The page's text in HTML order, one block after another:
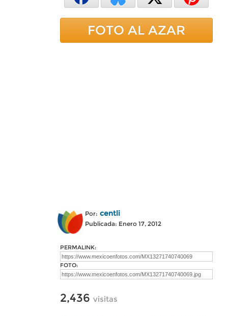
FOTO AL AZAR
Por: centli
Publicada: Enero 17, 2012
PERMALINK:
FOTO:
2,436 visitas